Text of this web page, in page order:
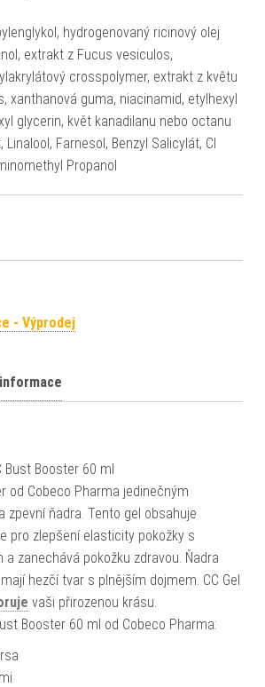
hydrogenovaný ricinový olej
extrakt z Fucus vesiculos,
crosspolymer, extrakt z květu
xanthanová guma, niacinamid, etylhexyl
glycerin, květ kanadilanu nebo octanu
Linalool, Farnesol, Benzyl Salicylát, CI
Propanol
- Výprodej
Bust Booster 60 ml
od Cobeco Pharma jedinečným
zpevní ňadra. Tento gel obsahuje
pro zlepšení elasticity pokožky s
zanechává pokožku zdravou. Ňadra
hezčí tvar s plnějším dojmem. CC Gel
vaši přirozenou krásu.
Booster 60 ml od Cobeco Pharma: